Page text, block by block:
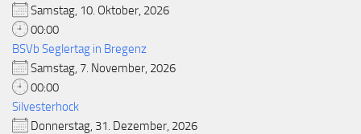
Samstag, 10. Oktober, 2026
00:00
BSVb Seglertag in Bregenz
Samstag, 7. November, 2026
00:00
Silvesterhock
Donnerstag, 31. Dezember, 2026